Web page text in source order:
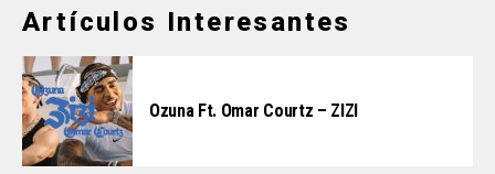
Artículos Interesantes
Ozuna Ft. Omar Courtz – ZIZI